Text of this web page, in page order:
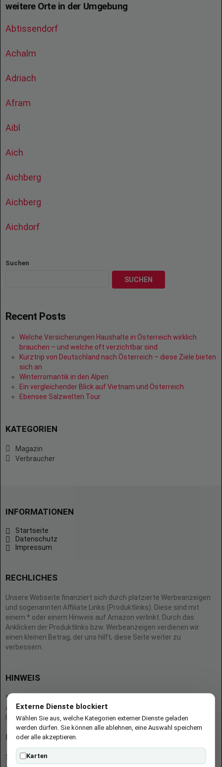
weitere Orte in der Umgebung
Abtissendorf
Achalm
Adriach
Afram
Aibl
Aich
Aichberg
Aichberg
Aichdorf
Suchen
SUCHEN
Recent Posts
Welche Versicherungen Haushalte in Österreich wirklich
brauchen – und welche oft verzichtbar sind
Kurztrip von Deutschland nach Österreich – diese Ziele bieten
sich an
Winterromantik in den Alpen
Ein vergleichender Blick auf Vietnam und Österreich
Ebensee Salzwelten Tour
KATEGORIEN
Magazin
Verbraucher
INFORMATIONEN
Startseite
Datenschutz
Impressum
RECHLICHES
Unsere Webseite finanziert sich durch platzierte Werbeanzeigen
und sogenannten Affiliate Links (Produktlinks). Diese sind mit
einem * oder einem Hinweis auf Amazon verlinkt. Durch das
Anklicken der Produktlinks bzw. Werbeanzeigen verdienen wir
einen kleinen Betrag, der uns hilft, diese Seite weiter zu
verbessern.
HINWEIS
* = Afilliate-Link (=Werbung)
Als Amazon-Partner verdient der Seitenbetreiber an qualifizierten
Käufen.
Hinweis zu Preisen und Verfügbarkeiten
Sofern Produktpreise und Verfügbarkeiten angezeigt werden,
Externe Dienste blockiert
Wählen Sie aus, welche Kategorien externer Dienste geladen
werden dürfen. Sie können alle ablehnen, eine Auswahl speichern
oder alle akzeptieren.
Karten